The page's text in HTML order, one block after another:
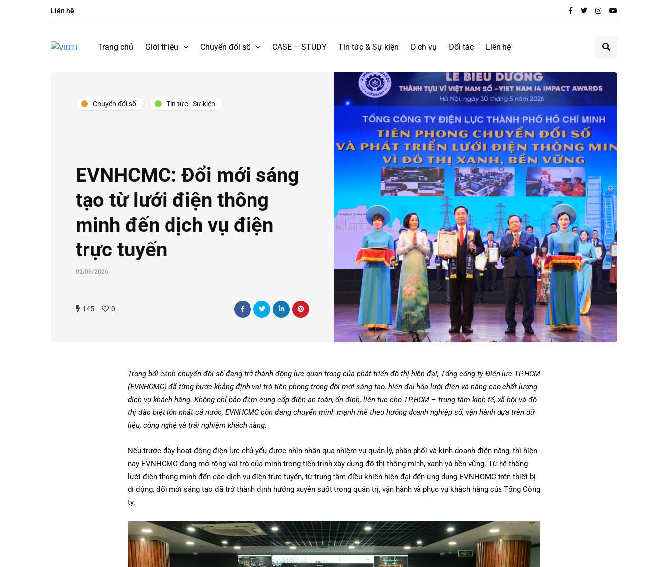
Liên hệ
Trang chủ Giới thiệu Chuyển đổi số CASE – STUDY Tin tức & Sự kiện Dịch vụ Đối tác Liên hệ
Chuyển đổi số Tin tức - Sự kiện
EVNHCMC: Đổi mới sáng
tạo từ lưới điện thông
minh đến dịch vụ điện
trực tuyến
02/06/2026
145 0
Trong bối cảnh chuyển đổi số đang trở thành động lực quan trọng của phát triển đô thị hiện đại, Tổng công ty Điện lực TP.HCM
(EVNHCMC) đã từng bước khẳng định vai trò tiên phong trong đổi mới sáng tạo, hiện đại hóa lưới điện và nâng cao chất lượng
dịch vụ khách hàng. Không chỉ bảo đảm cung cấp điện an toàn, ổn định, liên tục cho TP.HCM – trung tâm kinh tế, xã hội và đô
thị đặc biệt lớn nhất cả nước, EVNHCMC còn đang chuyển mình mạnh mẽ theo hướng doanh nghiệp số, vận hành dựa trên dữ
liệu, công nghệ và trải nghiệm khách hàng.
Nếu trước đây hoạt động điện lực chủ yếu được nhìn nhận qua nhiệm vụ quản lý, phân phối và kinh doanh điện năng, thì hiện
nay EVNHCMC đang mở rộng vai trò của mình trong tiến trình xây dựng đô thị thông minh, xanh và bền vững. Từ hệ thống
lưới điện thông minh đến các dịch vụ điện trực tuyến, từ trung tâm điều khiển hiện đại đến ứng dụng EVNHCMC trên thiết bị
di động, đổi mới sáng tạo đã trở thành định hướng xuyên suốt trong quản trị, vận hành và phục vụ khách hàng của Tổng Công
ty.